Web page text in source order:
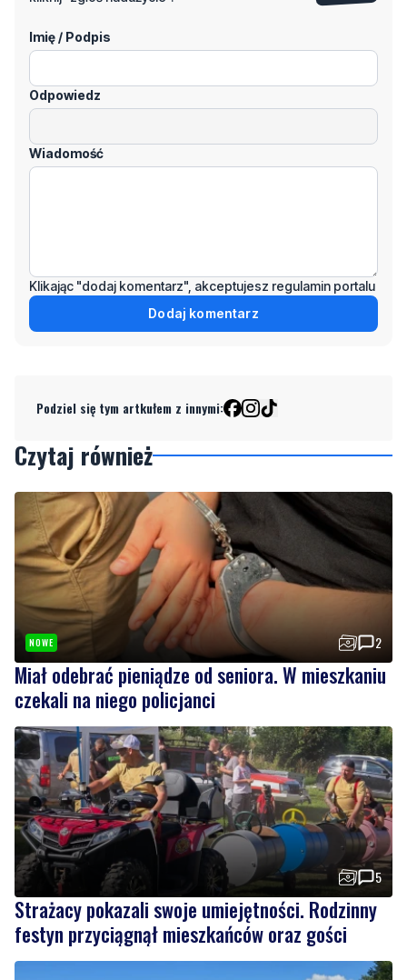
komentarze! Jeśli widzisz niestosowny wpis -
Imię / Podpis
Odpowiedz
Podziel się tym artkułem z innymi:
Czytaj również
NOWE
Miał odebrać pieniądze od seniora. W mieszkaniu
czekali na niego policjanci